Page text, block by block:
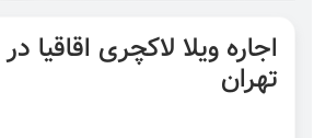
اجاره ویلا لاکچری اقاقیا
تهران